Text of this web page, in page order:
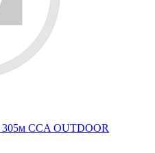
305м CCA OUTDOOR